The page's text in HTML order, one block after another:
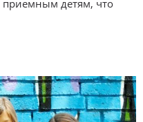
приемным детям, что